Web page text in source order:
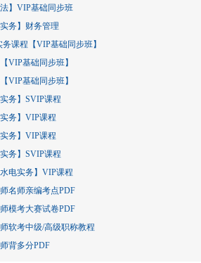
】VIP基础同步班
务】财务管理
课程【VIP基础同步班】
VIP基础同步班】
VIP基础同步班】
务】SVIP课程
务】VIP课程
务】VIP课程
务】SVIP课程
电实务】VIP课程
名师亲编考点PDF
模考大赛试卷PDF
软考中级/高级职称教程
背多分PDF